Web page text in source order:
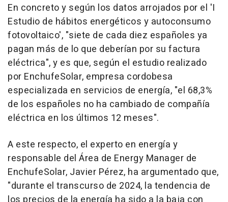
En concreto y según los datos arrojados por el 'I
Estudio de hábitos energéticos y autoconsumo
fotovoltaico', "siete de cada diez españoles ya
pagan más de lo que deberían por su factura
eléctrica", y es que, según el estudio realizado
por EnchufeSolar, empresa cordobesa
especializada en servicios de energía, "el 68,3%
de los españoles no ha cambiado de compañía
eléctrica en los últimos 12 meses".
A este respecto, el experto en energía y
responsable del Área de Energy Manager de
EnchufeSolar, Javier Pérez, ha argumentado que,
"durante el transcurso de 2024, la tendencia de